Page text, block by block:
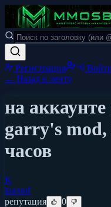
Регистрация
← Назад в ленту
на
garry's mod,
часов
K
kurstof
репутация
0